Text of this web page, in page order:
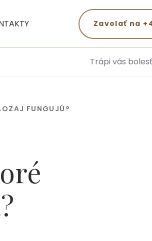
Zavolať na
Trápi vás
FUNGUJÚ?